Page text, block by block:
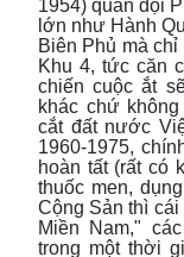
1954) quân đội
lớn như Hành
Biên Phủ mà
Khu 4, tức căn
chiến cuộc ắt
khác chứ
cắt đất nước
1960-1975,
hoàn tất (rất có
thuốc men,
Cộng Sản thì
Miền Nam,"
trong một thời